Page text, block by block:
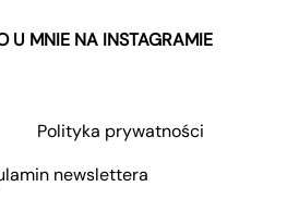
U MNIE NA INSTAGRAMIE
Polityka prywatności
newslettera